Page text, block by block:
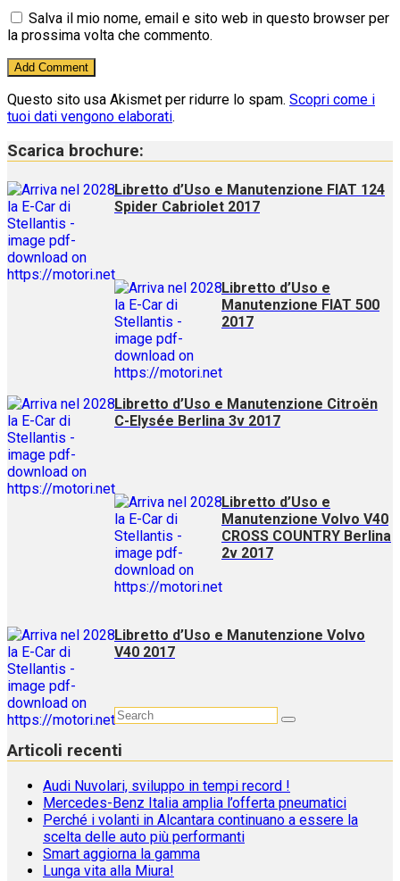
Salva il mio nome, email e sito web in questo browser per
la prossima volta che commento.
Questo sito usa Akismet per ridurre lo spam. Scopri come i
tuoi dati vengono elaborati.
Scarica brochure:
Libretto d’Uso e Manutenzione FIAT 124
Spider Cabriolet 2017
Libretto d’Uso e
Manutenzione FIAT 500
2017
Libretto d’Uso e Manutenzione Citroën
C-Elysée Berlina 3v 2017
Libretto d’Uso e
Manutenzione Volvo V40
CROSS COUNTRY Berlina
2v 2017
Libretto d’Uso e Manutenzione Volvo
V40 2017
Articoli recenti
Audi Nuvolari, sviluppo in tempi record !
Mercedes-Benz Italia amplia l’offerta pneumatici
Perché i volanti in Alcantara continuano a essere la
scelta delle auto più performanti
Smart aggiorna la gamma
Lunga vita alla Miura!